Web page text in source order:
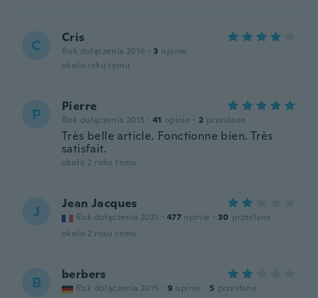
C Cris
Rok dołączenia 2016 · 3 opinie
około roku temu
P Pierre
Rok dołączenia 2013 · 41 opinie · 2 przesłane
Très belle article. Fonctionne bien. Très
satisfait.
około 2 roku temu
J Jean Jacques
Rok dołączenia 2021 · 477 opinie · 30 przesłane
około 2 roku temu
B berbers
Rok dołączenia 2015 · 9 opinie · 5 przesłane